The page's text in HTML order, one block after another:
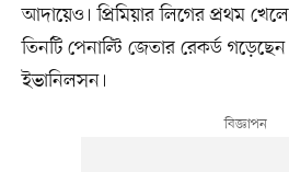
আদায়েও। প্রিমিয়ার লিগের প্রথম
তিনটি পেনাল্টি জেতার রেকর্ড
ইভানিলসন।